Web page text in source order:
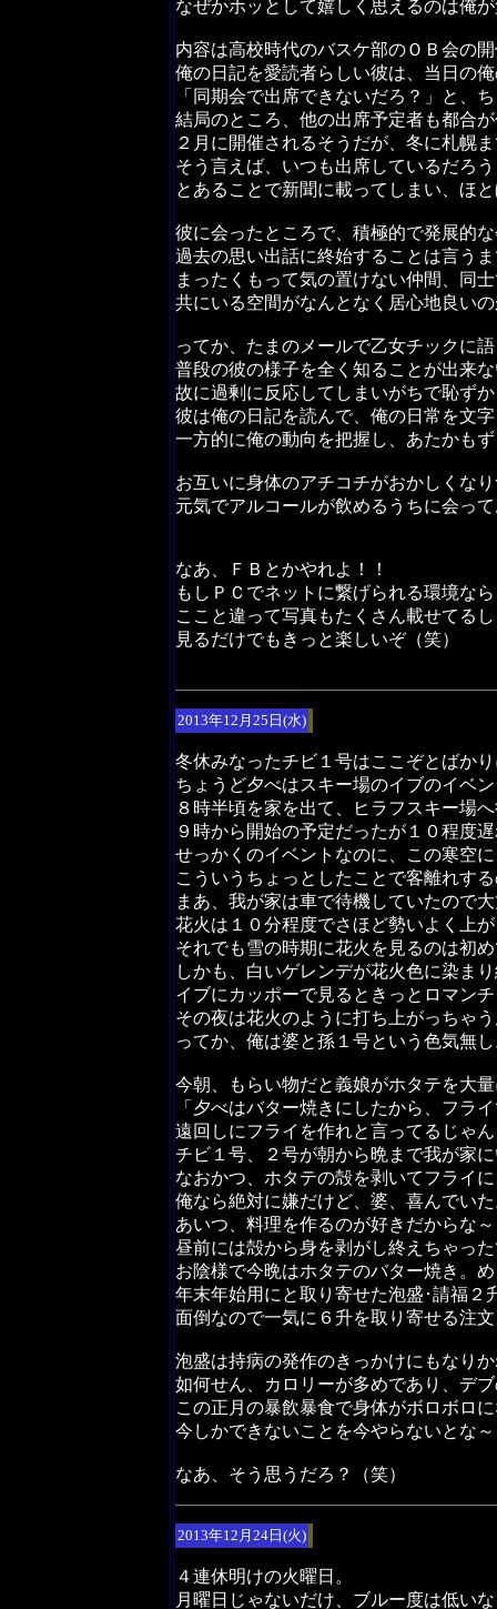
なぜかホッとして嬉しく思えるのは俺
内容は高校時代のバスケ部のＯＢ会の
俺の日記を愛読者らしい彼は、当日の
「同期会で出席できないだろ？」と、
結局のところ、他の出席予定者も都合
２月に開催されるそうだが、冬に札幌
そう言えば、いつも出席しているだろ
とあることで新聞に載ってしまい、ほ
彼に会ったところで、積極的で発展的
過去の思い出話に終始することは言う
まったくもって気の置けない仲間、同
共にいる空間がなんとなく居心地良い
ってか、たまのメールで乙女チックに
普段の彼の様子を全く知ることが出来
故に過剰に反応してしまいがちで恥ず
彼は俺の日記を読んで、俺の日常を文
一方的に俺の動向を把握し、あたかも
お互いに身体のアチコチがおかしくな
元気でアルコールが飲めるうちに会っ
なあ、ＦＢとかやれよ！！
もしＰＣでネットに繋げられる環境なら
ここと違って写真もたくさん載せてるし
見るだけでもきっと楽しいぞ（笑）
2013年12月25日(水)
冬休みなったチビ１号はここぞとばか
ちょうど夕べはスキー場のイブのイベ
８時半頃を家を出て、ヒラフスキー場
９時から開始の予定だったが１０程度
せっかくのイベントなのに、この寒空
こういうちょっとしたことで客離れす
まあ、我が家は車で待機していたので
花火は１０分程度でさほど勢いよく上
それでも雪の時期に花火を見るのは初
しかも、白いゲレンデが花火色に染ま
イブにカッポーで見るときっとロマン
その夜は花火のように打ち上がっちゃ
ってか、俺は婆と孫１号という色気無
今朝、もらい物だと義娘がホタテを大
「夕べはバター焼きにしたから、フラ
遠回しにフライを作れと言ってるじゃ
チビ１号、２号が朝から晩まで我が家
なおかつ、ホタテの殻を剥いてフライ
俺なら絶対に嫌だけど、婆、喜んでい
あいつ、料理を作るのが好きだからな
昼前には殻から身を剥がし終えちゃっ
お陰様で今晩はホタテのバター焼き。
年末年始用にと取り寄せた泡盛･請福２
面倒なので一気に６升を取り寄せる注
泡盛は持病の発作のきっかけにもなり
如何せん、カロリーが多めであり、デ
この正月の暴飲暴食で身体がボロボロ
今しかできないことを今やらないとな
なあ、そう思うだろ？（笑）
2013年12月24日(火)
４連休明けの火曜日。
月曜日じゃないだけ、ブルー度は低い